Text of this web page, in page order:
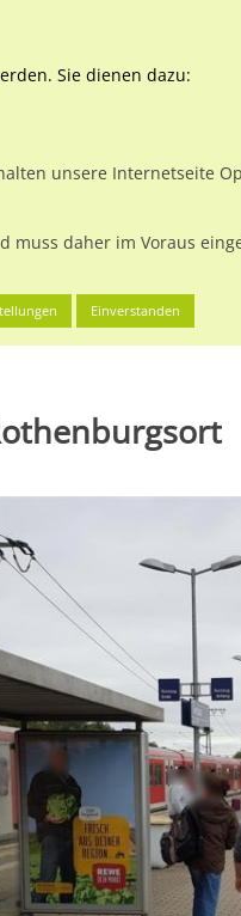
Tiefstack, Bstg. Gl. 1, 2. Sto.
Sie dienen dazu:
unsere Internetseite
muss daher im Voraus
Einverstanden